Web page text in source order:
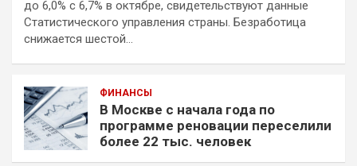
до 6,0% с 6,7% в октябре, свидетельствуют данные
Статистического управления страны. Безработица
снижается шестой…
ФИНАНСЫ
В Москве с начала года по
программе реновации переселили
более 22 тыс. человек